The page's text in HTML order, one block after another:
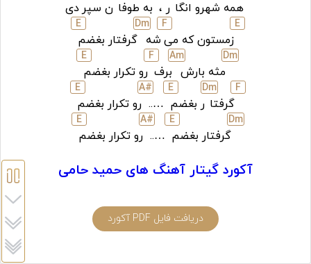
همه شهرو انگا ر ، به طوفا ن سپر دی
E
زمستون که می
F
شه
Dm
گرفتار بغضم
E
Dm
مثه بارش
Am
برف
F
رو تکرار بغضم
E
F
گرفتا
Dm
ر بغضم
E
…..
A#
رو تکرار بغضم
E
Dm
گرفتار بغضم
E
…..
A#
رو تکرار بغضم
E
آکورد گیتار آهنگ های حمید حامی
دریافت فایل PDF آکورد